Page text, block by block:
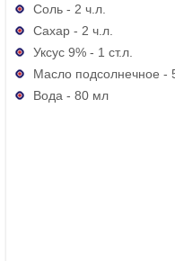
Соль - 2 ч.л.
Сахар - 2 ч.л.
Уксус 9% - 1 ст.л.
Масло подсолнечное -
Вода - 80 мл